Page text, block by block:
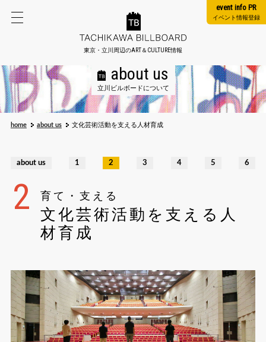
東京・立川周辺のART＆CULTURE情報
event info PR
イベント情報登録
about us
立川ビルボードについて
home about us 文化芸術活動を支える人材育成
about us 1 2 3 4 5 6
育て・支える
文化芸術活動を支える人
材育成